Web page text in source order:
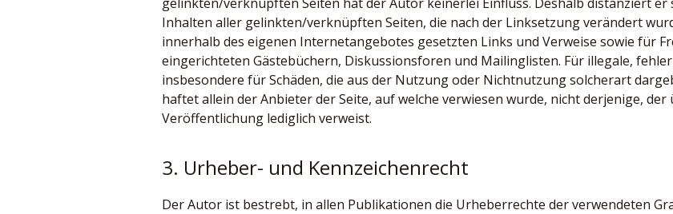
Inhalten aller gelinkten/verknüpften Seiten, die nach der Linksetzung verändert
innerhalb des eigenen Internetangebotes gesetzten Links und Verweise sowie für
eingerichteten Gästebüchern, Diskussionsforen und Mailinglisten. Für illegale,
insbesondere für Schäden, die aus der Nutzung oder Nichtnutzung solcherart
haftet allein der Anbieter der Seite, auf welche verwiesen wurde, nicht derjenige,
Veröffentlichung lediglich verweist.
3. Urheber- und Kennzeichenrecht
Der Autor ist bestrebt, in allen Publikationen die Urheberrechte der verwendeten